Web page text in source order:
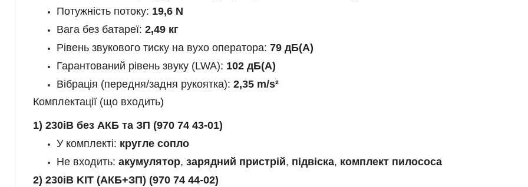
Потужність потоку: 19,6 N
Вага без батареї: 2,49 кг
Рівень звукового тиску на вухо оператора: 79 дБ(А)
Гарантований рівень звуку (LWA): 102 дБ(А)
Вібрація (передня/задня рукоятка): 2,35 m/s²
Комплектації (що входить)
1) 230iB без АКБ та ЗП (970 74 43-01)
У комплекті: кругле сопло
Не входить: акумулятор, зарядний пристрій, підвіска, комплект пилососа
2) 230iB KIT (АКБ+ЗП) (970 74 44-02)